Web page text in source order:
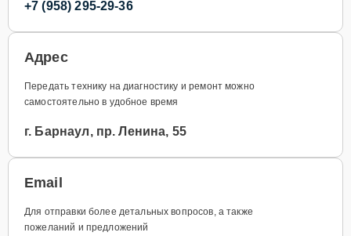
+7 (958) 295-29-36
Адрес
Передать технику на диагностику и ремонт можно
самостоятельно в удобное время
г. Барнаул, пр. Ленина, 55
Email
Для отправки более детальных вопросов, а также
пожеланий и предложений